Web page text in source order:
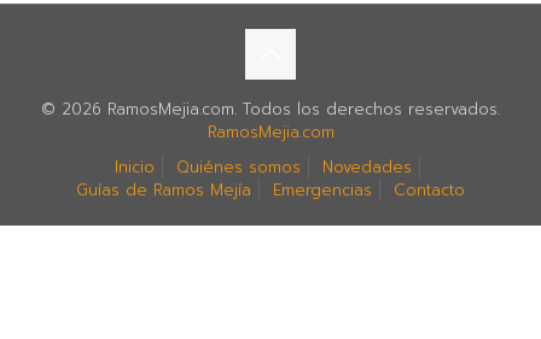
© 2026 RamosMejia.com. Todos los derechos reservados.
RamosMejia.com
Inicio
Quiénes somos
Novedades
Guías de Ramos Mejía
Emergencias Contacto